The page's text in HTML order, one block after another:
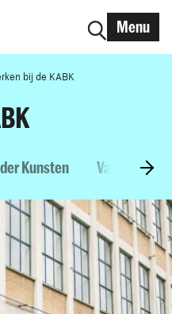
Menu
bij de KABK
Kunsten Vacatures